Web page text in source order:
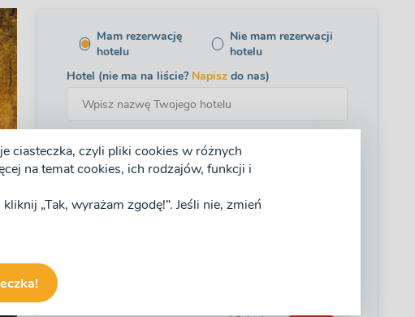
Mam rezerwację
hotelu
Nie mam rezerwacji
hotelu
Hotel (nie ma na liście? Napisz do nas)
Wiek dziecka liczymy wg roku (a nie daty) urodzenia!
ciasteczka, czyli pliki cookies w różnych
na temat cookies, ich rodzajów, funkcji i
„Tak, wyrażam zgodę!”. Jeśli nie, zmień